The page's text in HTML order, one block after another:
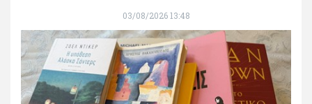
03/08/2026 13:48